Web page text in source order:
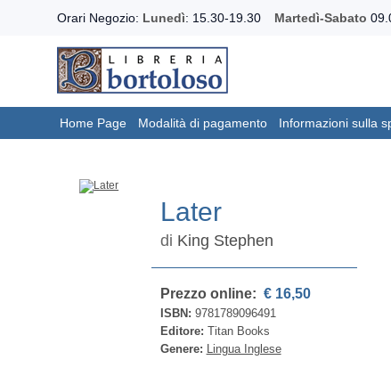
Orari Negozio: Lunedì: 15.30-19.30 Martedì-Sabato
Home Page Modalità di pagamento Informazioni sulla
Later
di King Stephen
Prezzo online: € 16,50
ISBN: 9781789096491
Editore: Titan Books
Genere: Lingua Inglese